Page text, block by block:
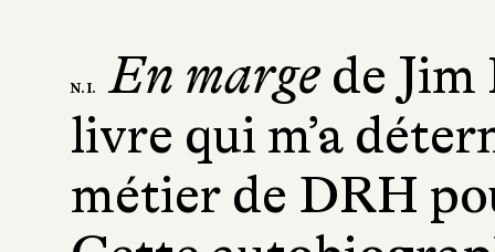
N. I. En margede Jim
livre qui m’a
métier de DRH